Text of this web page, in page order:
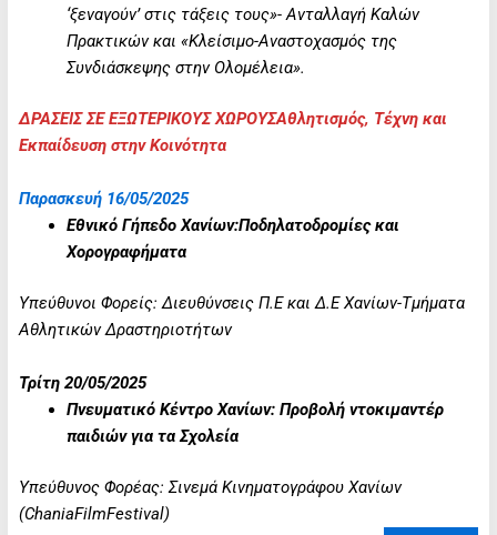
‘ξεναγούν’ στις τάξεις τους»- Ανταλλαγή Καλών
Πρακτικών και «Κλείσιμο-Αναστοχασμός της
Συνδιάσκεψης στην Ολομέλεια».
ΔΡΑΣΕΙΣ ΣΕ ΕΞΩΤΕΡΙΚΟΥΣ ΧΩΡΟΥΣΑθλητισμός, Τέχνη και
Εκπαίδευση στην Κοινότητα
Παρασκευή 16/05/2025
Εθνικό Γήπεδο Χανίων:Ποδηλατοδρομίες και
Χορογραφήματα
Υπεύθυνοι Φορείς: Διευθύνσεις Π.Ε και Δ.Ε Χανίων-Τμήματα
Αθλητικών Δραστηριοτήτων
Τρίτη 20/05/2025
Πνευματικό Κέντρο Χανίων: Προβολή ντοκιμαντέρ
παιδιών για τα Σχολεία
Υπεύθυνος Φορέας: Σινεμά Κινηματογράφου Χανίων
(ChaniaFilmFestival)